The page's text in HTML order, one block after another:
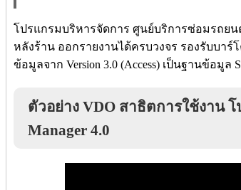
โปรแกรมบริหารจัดการ ศูนย์บริการซ่อมรถย
หลังร้าน ออกรายงานได้ครบวงจร รองรับบา
ข้อมูลจาก Version 3.0 (Access) เป็นฐานข้อมู
ตัวอย่าง VDO สาธิตการใช้งาน
Manager 4.0